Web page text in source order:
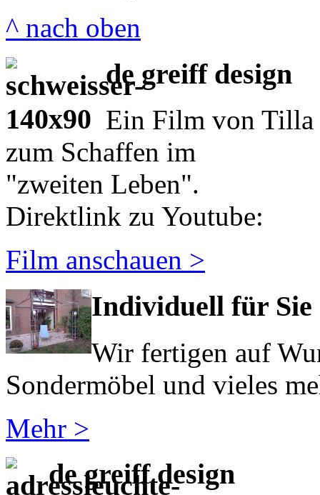
^ nach oben
de greiff design
Ein Film von Tilla
zum Schaffen im
"zweiten Leben".
Direktlink zu Youtube:
Film anschauen >
Individuell für Sie
Wir fertigen auf
Sondermöbel und vieles
Mehr >
de greiff design